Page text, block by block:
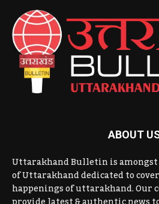
ABOUT
Uttarakhand Bulletin is
of Uttarakhand dedicated to
happenings of uttarakhand. Our